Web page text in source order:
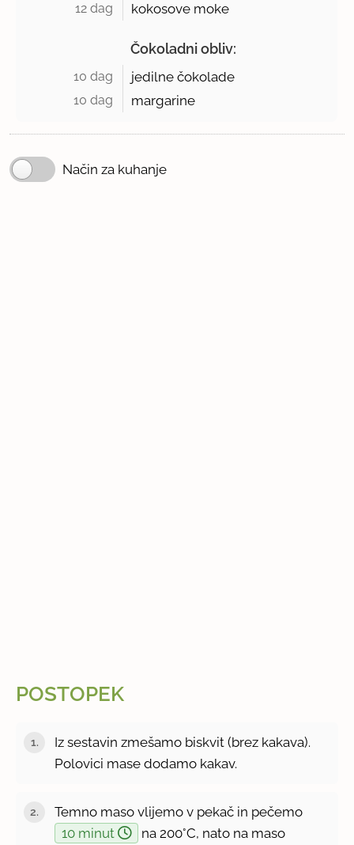
12 dag kokosove moke
Čokoladni obliv:
10 dag jedilne čokolade
10 dag margarine
Način za kuhanje
POSTOPEK
Iz sestavin zmešamo biskvit (brez kakava).
Polovici mase dodamo kakav.
Temno maso vlijemo v pekač in pečemo
10 minut
na 200°C, nato na maso